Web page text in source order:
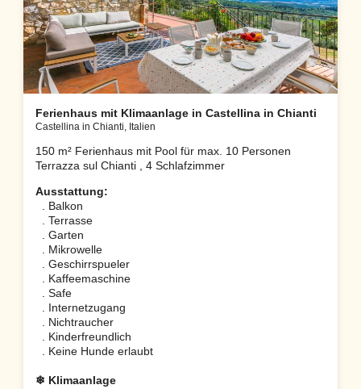
Ferienhaus mit Klimaanlage in Castellina in Chianti
Castellina in Chianti, Italien
150 m² Ferienhaus mit Pool für max. 10 Personen
Terrazza sul Chianti , 4 Schlafzimmer
Ausstattung:
. Balkon
. Terrasse
. Garten
. Mikrowelle
. Geschirrspueler
. Kaffeemaschine
. Safe
. Internetzugang
. Nichtraucher
. Kinderfreundlich
. Keine Hunde erlaubt
❄ Klimaanlage